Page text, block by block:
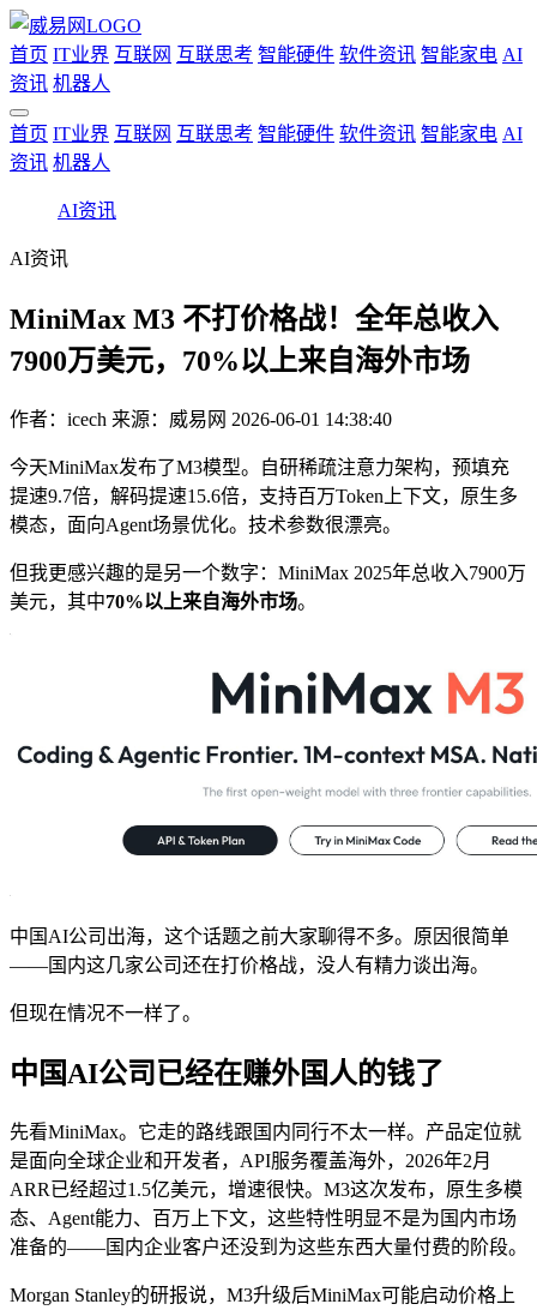
首页 IT业界 互联网 互联思考 智能硬件 软件资讯 智能家电 AI
资讯 机器人
首页 IT业界 互联网 互联思考 智能硬件 软件资讯 智能家电 AI
资讯 机器人
AI资讯
AI资讯
MiniMax M3 不打价格战！全年总收入
7900万美元，70%以上来自海外市场
作者： icech 来源：威易网 2026-06-01 14:38:40
今天MiniMax发布了M3模型。自研稀疏注意力架构，预填充
提速9.7倍，解码提速15.6倍，支持百万Token上下文，原生多
模态，面向Agent场景优化。技术参数很漂亮。
但我更感兴趣的是另一个数字：MiniMax 2025年总收入7900万
美元，其中70%以上来自海外市场。
中国AI公司出海，这个话题之前大家聊得不多。原因很简单
——国内这几家公司还在打价格战，没人有精力谈出海。
但现在情况不一样了。
中国AI公司已经在赚外国人的钱了
先看MiniMax。它走的路线跟国内同行不太一样。产品定位就
是面向全球企业和开发者，API服务覆盖海外，2026年2月
ARR已经超过1.5亿美元，增速很快。M3这次发布，原生多模
态、Agent能力、百万上下文，这些特性明显不是为国内市场
准备的——国内企业客户还没到为这些东西大量付费的阶段。
Morgan Stanley的研报说，M3升级后MiniMax可能启动价格上